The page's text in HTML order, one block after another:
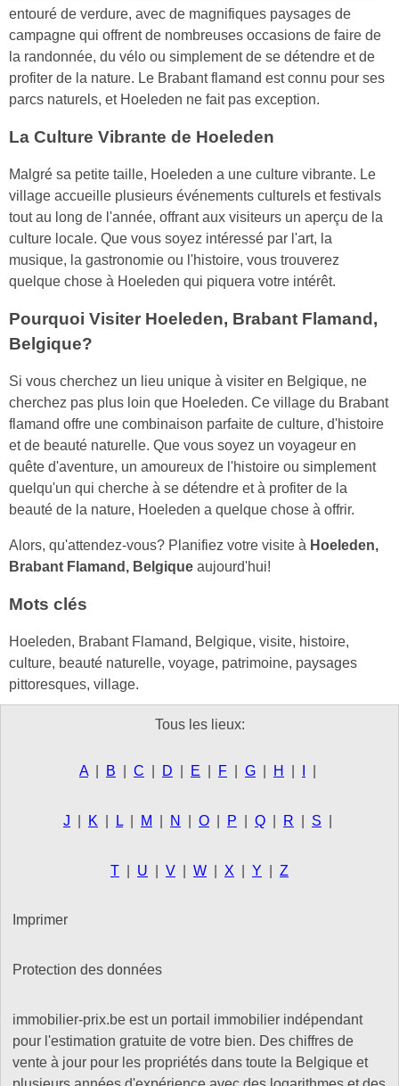
entouré de verdure, avec de magnifiques paysages de
campagne qui offrent de nombreuses occasions de faire de
la randonnée, du vélo ou simplement de se détendre et de
profiter de la nature. Le Brabant flamand est connu pour ses
parcs naturels, et Hoeleden ne fait pas exception.
La Culture Vibrante de Hoeleden
Malgré sa petite taille, Hoeleden a une culture vibrante. Le
village accueille plusieurs événements culturels et festivals
tout au long de l'année, offrant aux visiteurs un aperçu de la
culture locale. Que vous soyez intéressé par l'art, la
musique, la gastronomie ou l'histoire, vous trouverez
quelque chose à Hoeleden qui piquera votre intérêt.
Pourquoi Visiter Hoeleden, Brabant Flamand,
Belgique?
Si vous cherchez un lieu unique à visiter en Belgique, ne
cherchez pas plus loin que Hoeleden. Ce village du Brabant
flamand offre une combinaison parfaite de culture, d'histoire
et de beauté naturelle. Que vous soyez un voyageur en
quête d'aventure, un amoureux de l'histoire ou simplement
quelqu'un qui cherche à se détendre et à profiter de la
beauté de la nature, Hoeleden a quelque chose à offrir.
Alors, qu'attendez-vous? Planifiez votre visite à Hoeleden,
Brabant Flamand, Belgique aujourd'hui!
Mots clés
Hoeleden, Brabant Flamand, Belgique, visite, histoire,
culture, beauté naturelle, voyage, patrimoine, paysages
pittoresques, village.
Tous les lieux:
A B C D E F G H
J K L M N O P Q R S
T U V W X Y Z
Imprimer
Protection des données
immobilier-prix.be est un portail immobilier indépendant
pour l'estimation gratuite de votre bien. Des chiffres de
vente à jour pour les propriétés dans toute la Belgique et